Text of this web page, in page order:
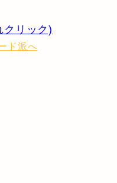
クリック)